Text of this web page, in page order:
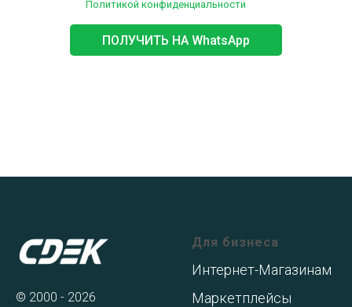
Политикой конфиденциальности
ПОЛУЧИТЬ НА WhatsApp
© 2000 - 2026
Для бизнеса
Интернет-Магазинам
Маркетплейсы